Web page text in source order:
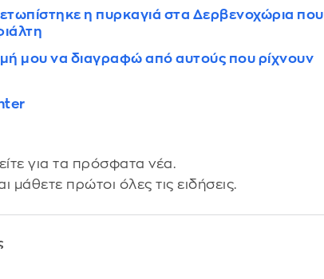
η πυρκαγιά στα Δερβενοχώρια που
μου να διαγραφώ από αυτούς που ρίχνουν
για τα πρόσφατα νέα.
μάθετε πρώτοι όλες τις ειδήσεις.